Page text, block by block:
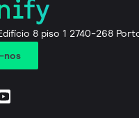
8 piso 1 2740-268
nos